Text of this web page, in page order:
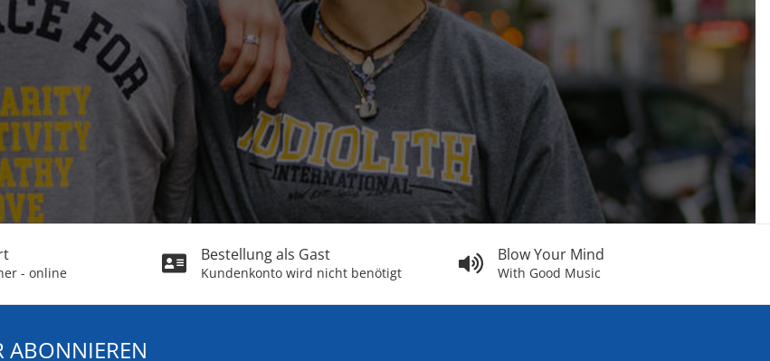
- online
Bestellung als Gast
Kundenkonto wird nicht benötigt
Blow Your Mind
With Good Music
ABONNIEREN